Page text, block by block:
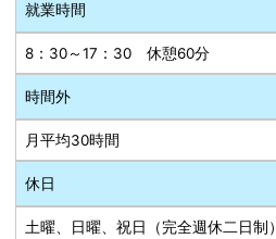
就業時間
8：30～17：30 休憩60分
時間外
月平均30時間
休日
土曜、日曜、祝日（完全週休二日制）